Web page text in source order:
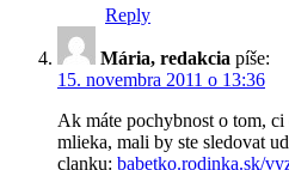
Reply
Mária, redakcia píše:
15. novembra 2011 o 13:36
Ak máte pochybnost o tom,
mlieka, mali by ste sledovat
clanku: babetko.rodinka.sk/